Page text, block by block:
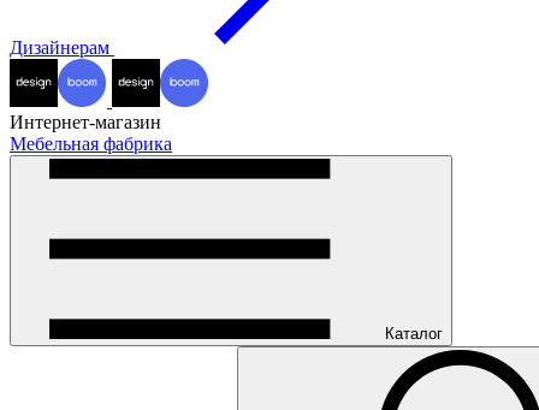
Дизайнерам
Интернет-магазин
Мебельная фабрика
Каталог